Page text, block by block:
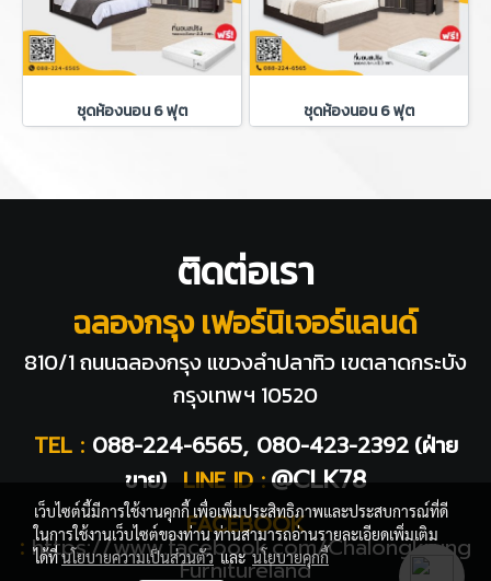
ชุดห้องนอน 6 ฟุต ชุดห้องนอน 6 ฟุต
ติดต่อเรา
ฉลองกรุง เฟอร์นิเจอร์แลนด์
810/1 ถนนฉลองกรุง แขวงลำปลาทิว เขตลาดกระบัง
กรุงเทพฯ 10520
TEL : 088-224-6565, 080-423-2392 (ฝ่าย
ขาย) LINE ID : @CLK78
FACEBOOK
: https://www.facebook.com/Chalongkrung
Furnitureland
เว็บไซต์นี้มีการใช้งานคุกกี้ เพื่อเพิ่มประสิทธิภาพและประสบการณ์ที่ดี
ในการใช้งานเว็บไซต์ของท่าน ท่านสามารถอ่านรายละเอียดเพิ่มเติม
ได้ที่นโยบายความเป็นส่วนตัวและนโยบายคุกกี้